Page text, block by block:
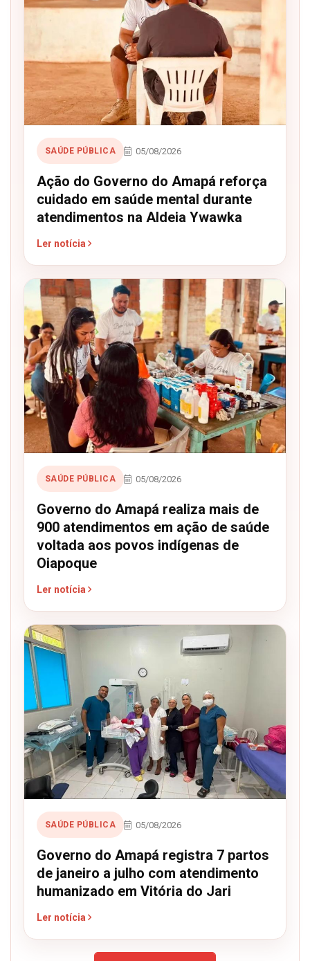
SAÚDE PÚBLICA 05/08/2026
Ação do Governo do Amapá reforça
cuidado em saúde mental durante
atendimentos na Aldeia Ywawka
Ler notícia
SAÚDE PÚBLICA 05/08/2026
Governo do Amapá realiza mais de
900 atendimentos em ação de saúde
voltada aos povos indígenas de
Oiapoque
Ler notícia
SAÚDE PÚBLICA 05/08/2026
Governo do Amapá registra 7 partos
de janeiro a julho com atendimento
humanizado em Vitória do Jari
Ler notícia